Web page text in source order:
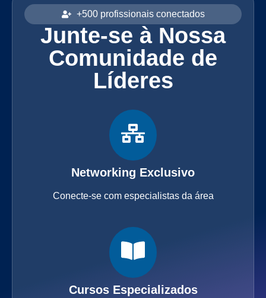
+500 profissionais conectados
Junte-se à Nossa
Comunidade de
Líderes
Networking Exclusivo
Conecte-se com especialistas da área
Cursos Especializados